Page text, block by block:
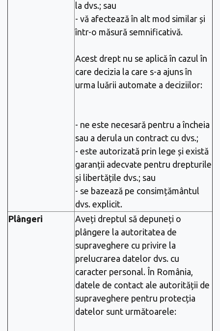
la dvs.; sau
- vă afectează în alt mod similar și
într-o măsură semnificativă.
Acest drept nu se aplică în cazul în
care decizia la care s-a ajuns în
urma luării automate a deciziilor:
- ne este necesară pentru a încheia
sau a derula un contract cu dvs.;
- este autorizată prin lege și există
garanții adecvate pentru drepturile
și libertățile dvs.; sau
- se bazează pe consimțământul
dvs. explicit.
Plângeri
Aveți dreptul să depuneți o
plângere la autoritatea de
supraveghere cu privire la
prelucrarea datelor dvs. cu
caracter personal. În România,
datele de contact ale autorității de
supraveghere pentru protecția
datelor sunt următoarele: